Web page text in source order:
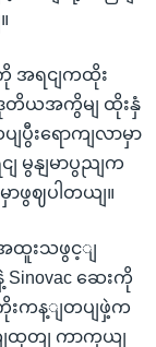
အရငျကထိုး
တိယအကွိမျ ထိုးနှံ
ပွီးရောကျလာမှာ
နျမာပွညျက
ာဖွဈပါတယျ။
အထူးသဖွင့ျ
ဆေးကို
ကိုးကန့ျတပျဖှဲ့က
ထုတျ ကာကှယျ